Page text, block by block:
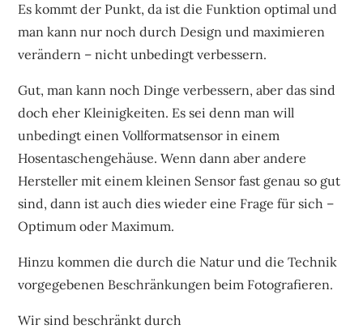
Es kommt der Punkt, da ist die Funktion optimal und
man kann nur noch durch Design und maximieren
verändern – nicht unbedingt verbessern.
Gut, man kann noch Dinge verbessern, aber das sind
doch eher Kleinigkeiten. Es sei denn man will
unbedingt einen Vollformatsensor in einem
Hosentaschengehäuse. Wenn dann aber andere
Hersteller mit einem kleinen Sensor fast genau so gut
sind, dann ist auch dies wieder eine Frage für sich –
Optimum oder Maximum.
Hinzu kommen die durch die Natur und die Technik
vorgegebenen Beschränkungen beim Fotografieren.
Wir sind beschränkt durch